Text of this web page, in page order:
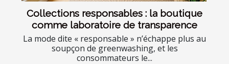
Collections responsables : la boutique
comme laboratoire de transparence
La mode dite « responsable » n’échappe plus au
soupçon de greenwashing, et les
consommateurs le...